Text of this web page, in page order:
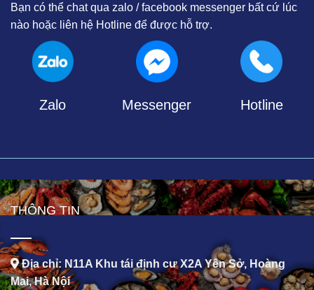
Bạn có thể chat qua zalo / facebook messenger bất cứ lúc
nào hoặc liên hệ Hotline để được hỗ trợ.
Zalo Messenger Hotline
THÔNG TIN
Địa chỉ: N11A Khu tái định cư X2A Yên Sở, Hoàng
Mai, Hà Nội